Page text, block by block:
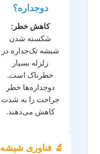
دوجداره؟
کاهش خطر:
شکسته شدن
شیشه تک‌جداره در
زلزله بسیار
خطرناک است.
دوجداره‌ها خطر
جراحت را به شدت
کاهش می‌دهند.
🔬 فناوری شیشه